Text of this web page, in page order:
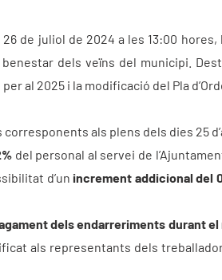
de juliol de 2024 a les 13:00
dels veïns del municipi.
al 2025 i la modificació del Pla
als plens dels dies 25
del personal al servei de
d’un increment addicional del
dels endarreriments durant el
als representants dels